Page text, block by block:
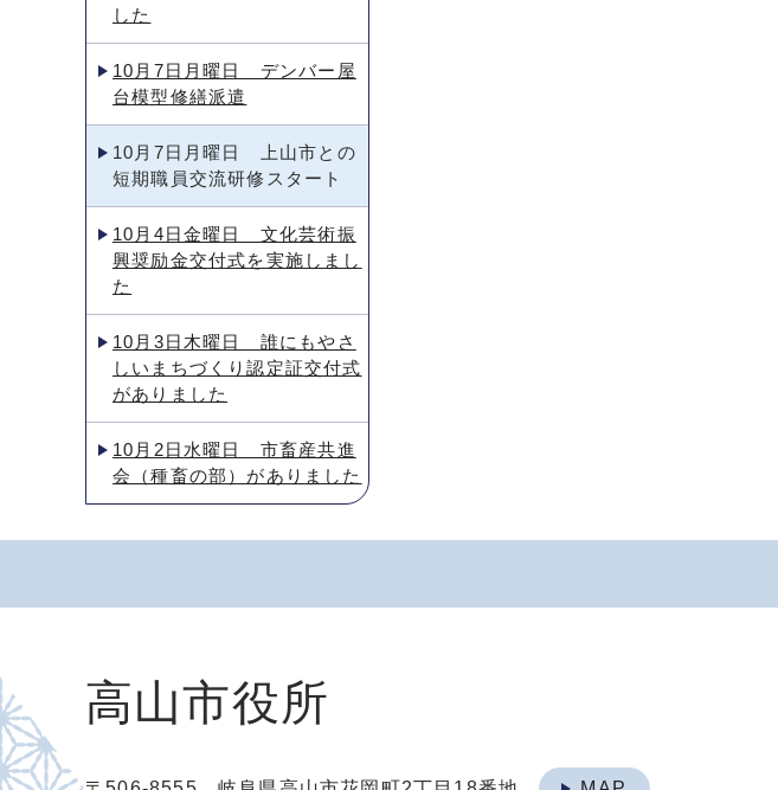
した
10月7日月曜日 デンバー屋
台模型修繕派遣
10月7日月曜日 上山市との
短期職員交流研修スタート
10月4日金曜日 文化芸術振
興奨励金交付式を実施しまし
た
10月3日木曜日 誰にもやさ
しいまちづくり認定証交付式
がありました
10月2日水曜日 市畜産共進
会（種畜の部）がありました
高山市役所